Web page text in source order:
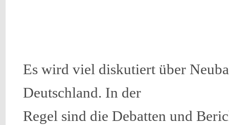
Es wird viel diskutiert über
Deutschland. In der
Regel sind die Debatten und